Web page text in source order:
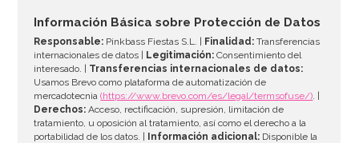
AÑADIR
Información Básica sobre Protección de Datos
Responsable: Pinkbass Fiestas S.L. | Finalidad: Transferencias
internacionales de datos |
Legitimación: Consentimiento del
interesado. | Transferencias internacionales de datos:
Usamos Brevo como plataforma de automatización de
mercadotecnia(https://www.brevo.com/es/legal/termsofuse/). |
Derechos: Acceso, rectificación, supresión, limitación de
tratamiento, u oposición al tratamiento, así como el derecho a la
portabilidad de los datos. |
Información adicional: Disponible la